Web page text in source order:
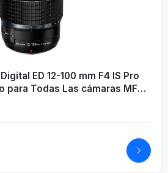
ED 12-100 mm F4 IS Pro
para Todas Las cámaras MFT,
D & Pen, Panasonic G-